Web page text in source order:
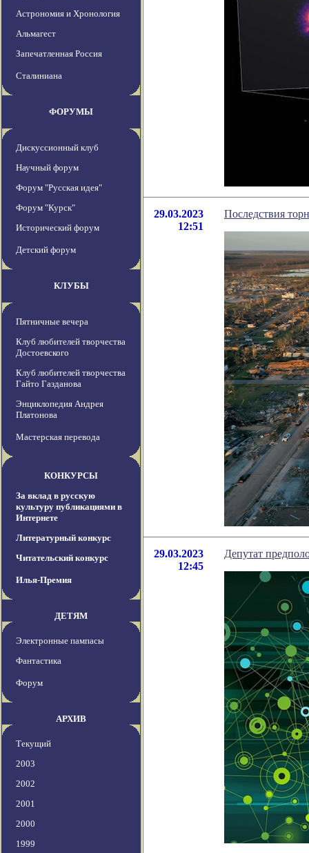
Астрономия и Хронология
Альмагест
Запечатленная Россия
Сталиниана
ФОРУМЫ
Дискуссионный клуб
Научный форум
Форум "Русская идея"
Форум "Курск"
Исторический форум
Детский форум
КЛУБЫ
Пятничные вечера
Клуб любителей творчества
Достоевского
Клуб любителей творчества
Гайто Газданова
Энциклопедия Андрея
Платонова
Мастерская перевода
КОНКУРСЫ
За вклад в русскую
культуру публикациями в
Интернете
Литературный конкурс
Читательский конкурс
Илья-Премия
ДЕТЯМ
Электронные пампасы
Фантастика
Форум
АРХИВ
Текущий
2003
2002
2001
2000
1999
29.03.2023
12:51
Последствия
29.03.2023
12:45
Депутат